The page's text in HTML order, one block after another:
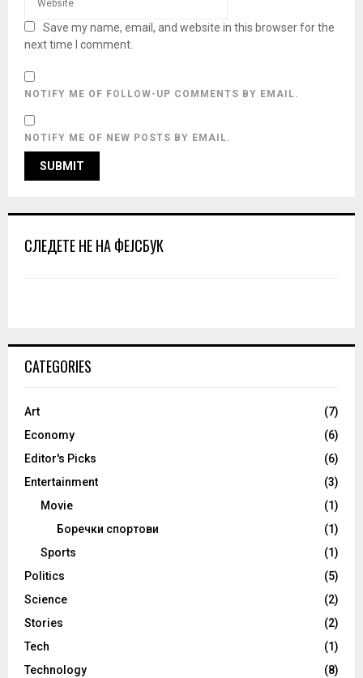
Save my name, email, and website in this browser for the
next time I comment.
NOTIFY ME OF FOLLOW-UP COMMENTS BY EMAIL.
NOTIFY ME OF NEW POSTS BY EMAIL.
СЛЕДЕТЕ НЕ НА ФЕЈСБУК
CATEGORIES
Art
(7)
Economy
(6)
Editor's Picks
(6)
Entertainment
(3)
Movie
(1)
Боречки спортови
(1)
Sports
(1)
Politics
(5)
Science
(2)
Stories
(2)
Tech
(1)
Technology
(8)